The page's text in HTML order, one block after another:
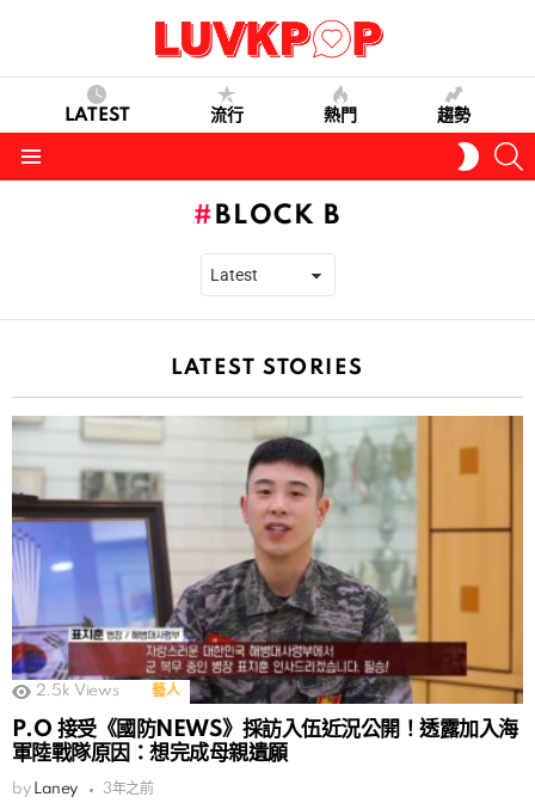
LATEST 流行 熱門 趨勢
SKIN
BLOCK B
LATEST STORIES
2.5k Views 藝人
P.O 接受《國防NEWS》採訪入伍近況公開！透露加入海
軍陸戰隊原因：想完成母親遺願
by Laney 3年之前